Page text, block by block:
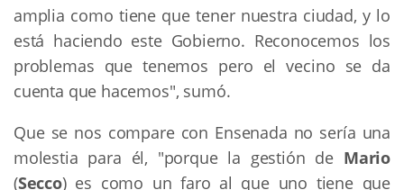
amplia como tiene que tener nuestra ciudad, y lo
está haciendo este Gobierno. Reconocemos los
problemas que tenemos pero el vecino se da
cuenta que hacemos", sumó.
Que se nos compare con Ensenada no sería una
molestia para él, "porque la gestión de Mario
(Secco) es como un faro al que uno tiene que